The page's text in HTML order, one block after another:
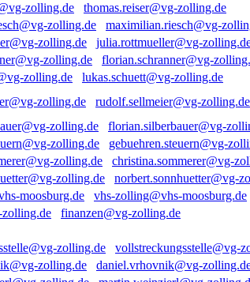
thomas.reiser@vg-zolling.de
maximilian.riesch@vg-
julia.rottmueller@vg-
florian.schranner@vg-
lukas.schuett@vg-zolling.de
rudolf.sellmeier@vg-zolling.de
florian.silberbauer@vg-
gebuehren.steuern@vg-
christina.sommerer@vg-
norbert.sonnhuetter@vg-
vhs-zolling@vhs-moosburg.de
finanzen@vg-zolling.de
vollstreckungsstelle@vg-
daniel.vrhovnik@vg-